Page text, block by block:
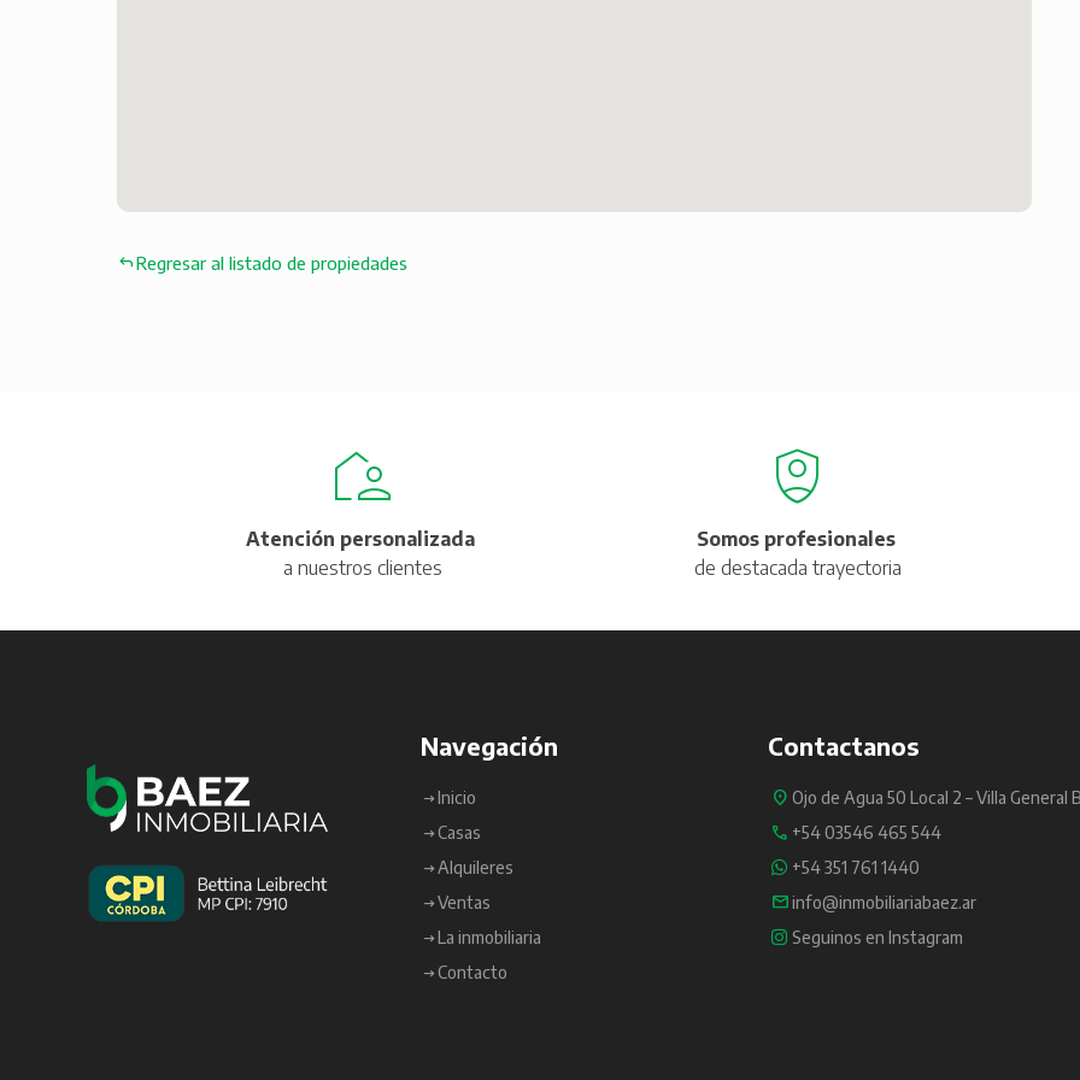
Regresar al listado de propiedades
Atención personalizada
a nuestros clientes
Somos profesionales
de destacada trayectoria
Navegación
Inicio
Casas
Alquileres
Ventas
La inmobiliaria
Contacto
Contactanos
Ojo de Agua 50 Local 2 – Villa General
+54 03546 465 544
+54 351 761 1440
info@inmobiliariabaez.ar
Seguinos en Instagram